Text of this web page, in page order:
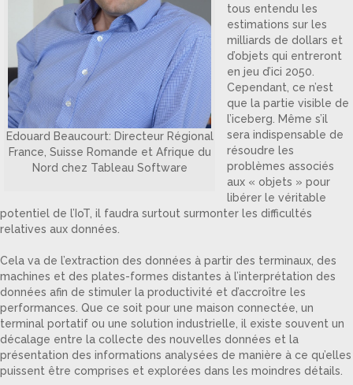
Edouard Beaucourt: Directeur Régional
France, Suisse Romande et Afrique du
Nord chez Tableau Software
tous entendu les
estimations sur les
milliards de dollars et
d’objets qui entreront
en jeu d’ici 2050.
Cependant, ce n’est
que la partie visible de
l’iceberg. Même s’il
sera indispensable de
résoudre les
problèmes associés
aux « objets » pour
libérer le véritable
potentiel de l’IoT, il faudra surtout surmonter les difficultés
relatives aux données.
Cela va de l’extraction des données à partir des terminaux, des
machines et des plates-formes distantes à l’interprétation des
données afin de stimuler la productivité et d’accroître les
performances. Que ce soit pour une maison connectée, un
terminal portatif ou une solution industrielle, il existe souvent un
décalage entre la collecte des nouvelles données et la
présentation des informations analysées de manière à ce qu’elles
puissent être comprises et explorées dans les moindres détails.